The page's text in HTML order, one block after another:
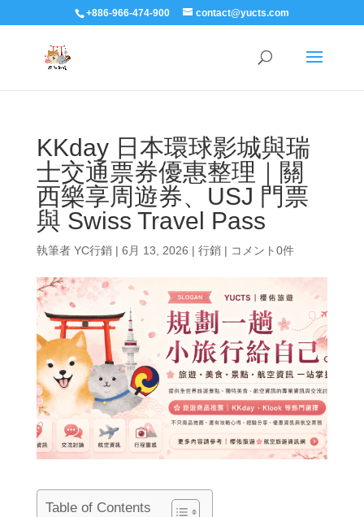
+886-966-474-900 contact@yucts.com
KKday 日本環球影城與瑞
士交通票券優惠整理｜關
西樂享周遊券、USJ 門票
與 Swiss Travel Pass
執筆者 YC行銷| 6月 13, 2026 | 行銷| コメント0件
Table of Contents